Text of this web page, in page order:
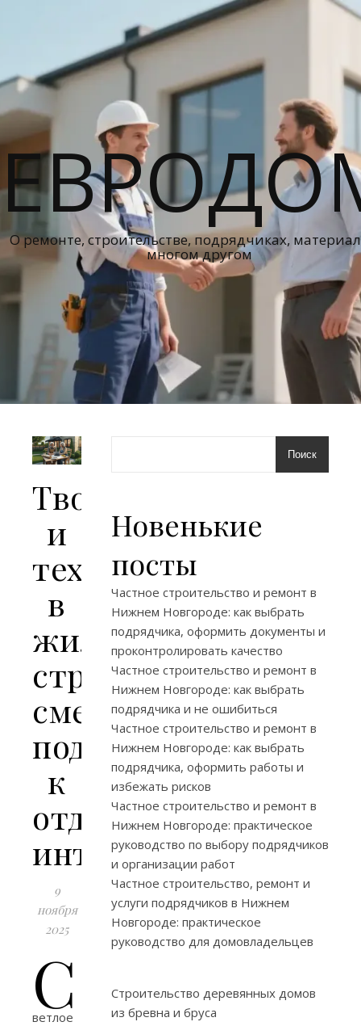
О ремонте, строительстве, подрядчиках,
многом другом
Творчество
и
технологии
в
жилом
строительстве:
смелый
подход
к
отделке
интерьеров
9
ноября
2025
С
ветлое
Поиск
Новенькие
посты
Частное строительство и ремонт в
Нижнем Новгороде: как выбрать
подрядчика, оформить документы и
проконтролировать качество
Частное строительство и ремонт в
Нижнем Новгороде: как выбрать
подрядчика и не ошибиться
Частное строительство и ремонт в
Нижнем Новгороде: как выбрать
подрядчика, оформить работы и
избежать рисков
Частное строительство и ремонт в
Нижнем Новгороде: практическое
руководство по выбору подрядчиков
и организации работ
Частное строительство, ремонт и
услуги подрядчиков в Нижнем
Новгороде: практическое
руководство для домовладельцев
Строительство деревянных домов
из бревна и бруса